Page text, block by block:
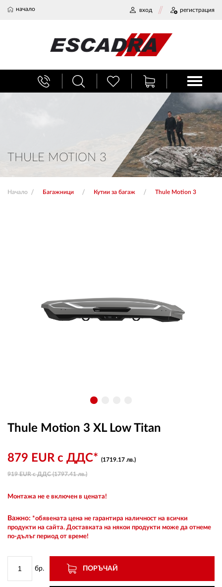
начало вход регистрация
THULE MOTION 3
Начало Багажници Кутии за багаж Thule Motion 3
Thule Motion 3 XL Low Titan
879 EUR с ДДС* (1719.17 лв.)
919 EUR с ДДС (1797.41 лв.)
Монтажа не е включен в цената!
Важно: *обявената цена не гарантира наличност на всички
продукти на сайта. Доставката на някои продукти може да отнеме
по-дълъг период от време!
бр. ПОРЪЧАЙ
БАГАЖНИЦИ
0 продукта
РЕГИСТРАЦИЯ
КОНТАКТИ
ОБЩИ УСЛОВИЯ